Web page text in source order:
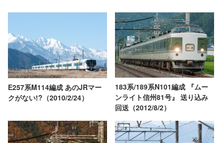
E257系M114編成 あのJRマー
クがない!?（2010/2/24）
183系/189系N101編成 『ムー
ンライト信州81号』 送り込み
回送（2012/8/2）